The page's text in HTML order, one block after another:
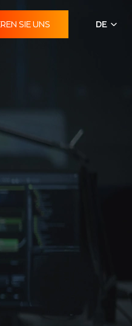
SIE UNS DE